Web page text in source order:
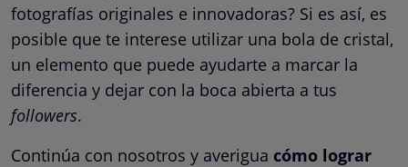
fotografías originales e innovadoras? Si es así, es
posible que te interese utilizar una bola de cristal,
un elemento que puede ayudarte a marcar la
diferencia y dejar con la boca abierta a tus
followers.
Continúa con nosotros y averigua cómo lograr